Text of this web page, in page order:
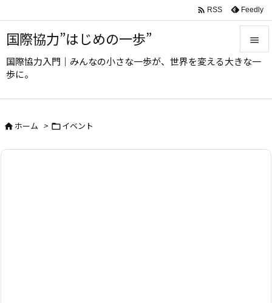
国際協力”はじめの一歩”
国際協力入門｜みんなの小さな一歩が、世界を変える大きな一
歩に。



 RSS Feedly
ホーム > イベント